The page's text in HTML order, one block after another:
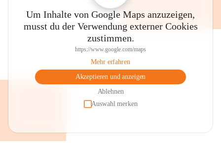
Um Inhalte von Google Maps anzuzeigen,
musst du der Verwendung externer Cookies
zustimmen.
https://www.google.com/maps
Mehr erfahren
Akzeptieren und anzeigen
Ablehnen
Auswahl merken